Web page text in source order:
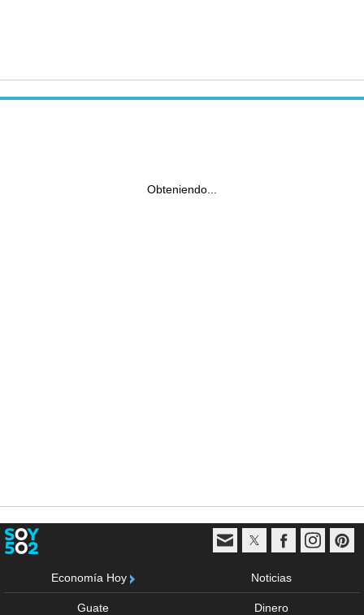
Obteniendo...
Economía Hoy Noticias
Guate Dinero